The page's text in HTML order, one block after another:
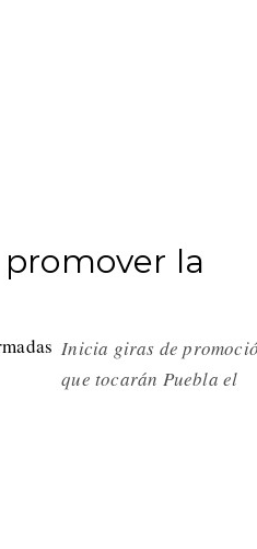
la
Inicia giras de
que tocarán Puebla el